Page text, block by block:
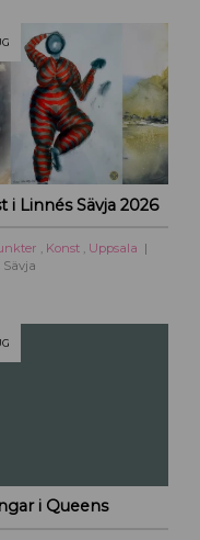
i Linnés Sävja 2026
, Konst , Uppsala
Sävja
i Queens